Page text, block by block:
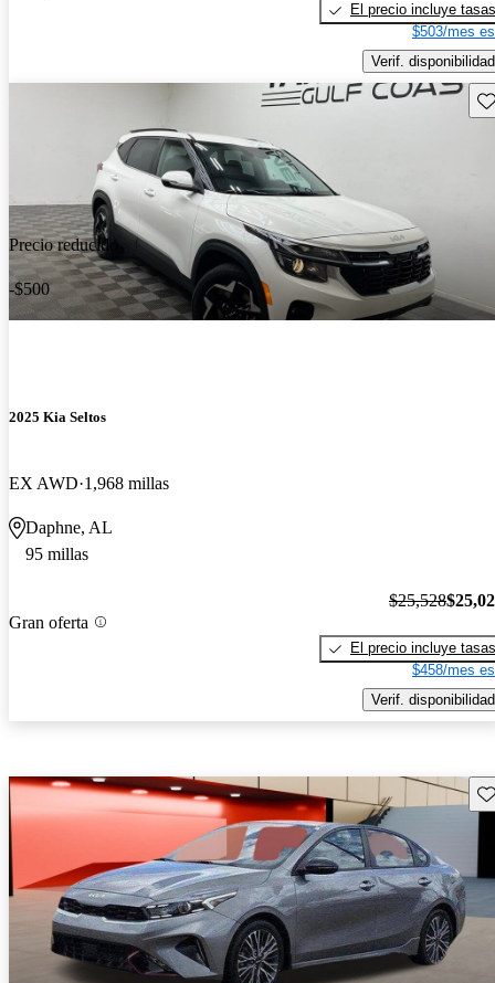
El precio incluye tasas
$503/mes
Verif. disponibilidad
Precio reducido
-$500
2025 Kia Seltos
EX AWD 1,968 millas
Daphne, AL
95 millas
Gran oferta
$25,528
El precio incluye tasas
$458/mes
Verif. disponibilidad